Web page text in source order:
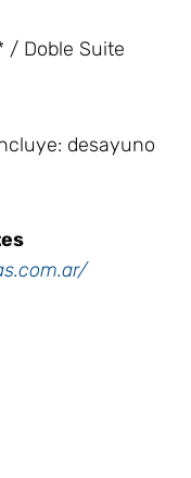
/ Doble Suite
desayuno